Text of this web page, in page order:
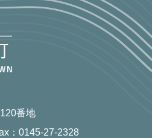
番地
：0145-27-2328